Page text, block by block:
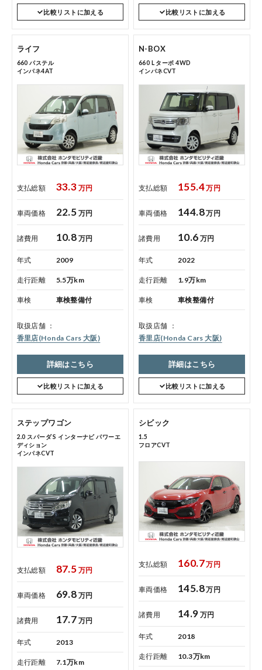
会社情報
お引越しのお客様へ
サイトご利用にあたって
プライバシーポリシー
ホンダモビリティ近畿 法人サイト
中古車在庫検索 トップページ
比較リストに加える 比較リストに加える
ライフ
660 パステル
インパネ4AT
支払総額 33.3 万円
車両価格 22.5 万円
諸費用 10.8 万円
年式 2009
走行距離 5.5万km
車検 車検整備付
取扱店舗
香里店(Honda Cars 大阪)
詳細はこちら
比較リストに加える
N-BOX
660 L ターボ 4WD
インパネCVT
支払総額 155.4万円
車両価格 144.8万円
諸費用 10.6 万円
年式 2022
走行距離 1.9万km
車検 車検整備付
取扱店舗
香里店(Honda Cars 大阪)
詳細はこちら
比較リストに加える
ステップワゴン
2.0 スパーダ S インターナビ パワーエ
ディション
インパネCVT
支払総額 87.5 万円
車両価格 69.8 万円
諸費用 17.7 万円
年式 2013
走行距離 7.1万km
シビック
1.5
フロアCVT
支払総額 160.7万円
車両価格 145.8万円
諸費用 14.9 万円
年式 2018
走行距離 10.3万km